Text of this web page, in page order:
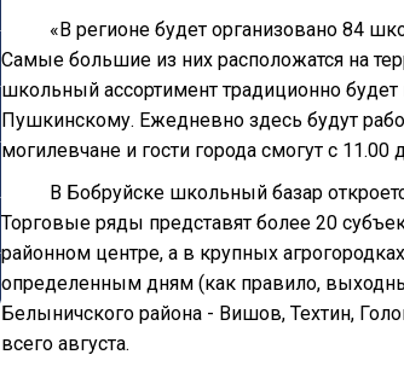
«В регионе будет организовано 84
Самые большие из них расположатся на
школьный ассортимент традиционно
Пушкинскому. Ежедневно здесь будут
могилевчане и гости города смогут с 11.00
В Бобруйске школьный базар
Торговые ряды представят более 20
районном центре, а в крупных
определенным дням (как правило,
Белыничского района - Вишов, Техтин,
всего августа.